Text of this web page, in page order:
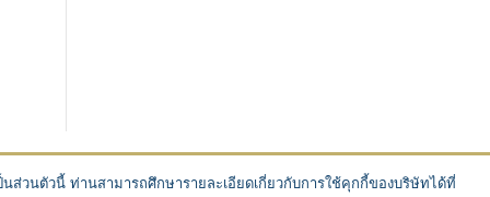
ส่วนตัวนี้ ท่านสามารถศึกษารายละเอียดเกี่ยวกับการใช้คุกกี้ของบริษัทได้ที่